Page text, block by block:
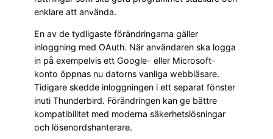
enklare att använda.
En av de tydligaste förändringarna gäller
inloggning med OAuth. När användaren ska logga
in på exempelvis ett Google- eller Microsoft-
konto öppnas nu datorns vanliga webbläsare.
Tidigare skedde inloggningen i ett separat fönster
inuti Thunderbird. Förändringen kan ge bättre
kompatibilitet med moderna säkerhetslösningar
och lösenordshanterare.